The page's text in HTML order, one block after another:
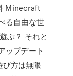
Minecraft
る自由な世
ぶ？ それと
ップデート
び方は無限